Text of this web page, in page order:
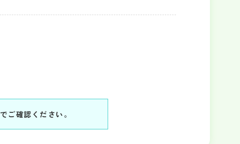
でご確認ください。